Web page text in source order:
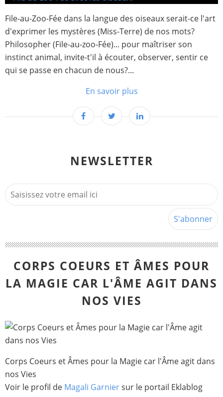
File-au-Zoo-Fée dans la langue des oiseaux serait-ce l'art
d'exprimer les mystères (Miss-Terre) de nos mots?
Philosopher (File-au-zoo-Fée)... pour maîtriser son
instinct animal, invite-t'il à écouter, observer, sentir ce
qui se passe en chacun de nous?...
En savoir plus
NEWSLETTER
CORPS COEURS ET ÂMES POUR
LA MAGIE CAR L'ÂME AGIT DANS
NOS VIES
Corps Coeurs et Âmes pour la Magie car l'Âme agit dans
nos Vies
Voir le profil de Magali Garniersur le portail Eklablog